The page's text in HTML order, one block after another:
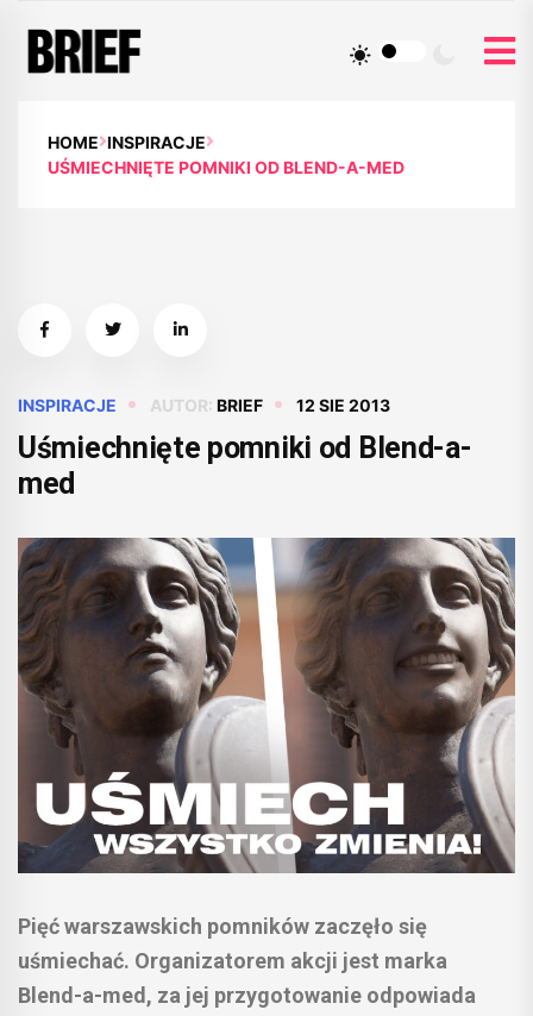
HOME INSPIRACJE
UŚMIECHNIĘTE POMNIKI OD BLEND-A-MED
INSPIRACJE AUTOR: BRIEF 12 SIE 2013
Uśmiechnięte pomniki od Blend-a-
med
Pięć warszawskich pomników zaczęło się
uśmiechać. Organizatorem akcji jest marka
Blend-a-med, za jej przygotowanie odpowiada